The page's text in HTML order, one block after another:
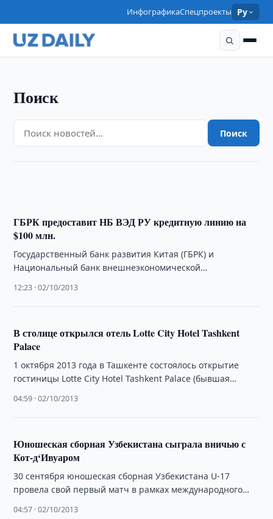
ИнфографикаСпецпроекты Ру
Поиск
Поиск
Прекрасный Узбекистан и Сямэнь в выставочном
пространстве Китая
ГБРК предоставит НБ ВЭД РУ кредитную линию на
$100 млн.
Государственный банк развития Китая (ГБРК) и
Национальный банк внешнеэкономической
подписали соглашение о выделении кредитной …
12:23 · 02/10/2013
В столице открылся отель Lotte City Hotel Tashkent
Palace
1 октября 2013 года в Ташкенте состоялось открытие
гостиницы Lotte City Hotel Tashkent Palace (бывшая
04:59 · 02/10/2013
Юношеская сборная Узбекистана сыграла вничью с
Кот-д‘Ивуаром
30 сентября юношеская сборная Узбекистана U-17
провела свой первый матч в рамках международного
04:57 · 02/10/2013